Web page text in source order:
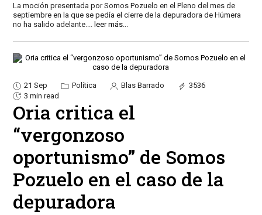
La moción presentada por Somos Pozuelo en el Pleno del mes de
septiembre en la que se pedía el cierre de la depuradora de Húmera
no ha salido adelante.
leer más...
21 Sep Política Blas Barrado
3536
3 min read
Oria critica el
“vergonzoso
oportunismo” de Somos
Pozuelo en el caso de la
depuradora